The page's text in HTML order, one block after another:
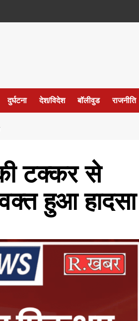
दुर्घटना देश/विदेश बॉलीवुड राजनीति
टक्कर से
हुआ हादसा